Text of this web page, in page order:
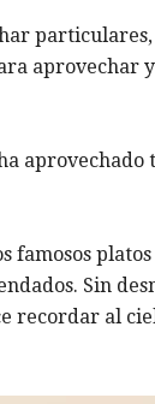
aprovechar
aprovechado
famosos
Sin
recordar al